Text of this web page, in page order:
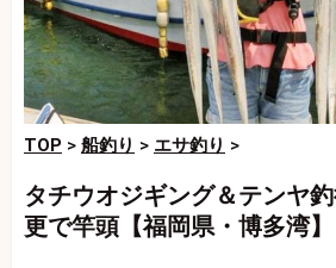
TOP > 船釣り > エサ釣り >
タチウオジギング＆テンヤ
更で竿頭【福岡県・博多湾】